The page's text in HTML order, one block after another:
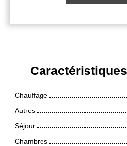
Caractéristiques
Chauffage
Autres
Séjour
Chambres